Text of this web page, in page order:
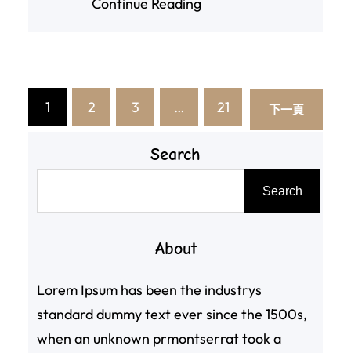
1 2 3 … 21 下一頁
Search
Search
About
Lorem Ipsum has been the industrys
standard dummy text ever since the 1500s,
when an unknown prmontserrat took a